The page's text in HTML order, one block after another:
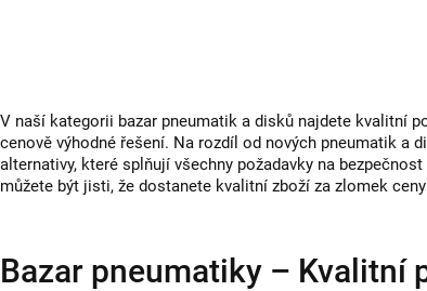
V naší kategorii bazar pneumatik a disků najdete kvalitní
cenově výhodné řešení. Na rozdíl od nových pneumatik a
alternativy, které splňují všechny požadavky na
můžete být jisti, že dostanete kvalitní zboží za zlomek
Bazar pneumatiky – Kvalitní